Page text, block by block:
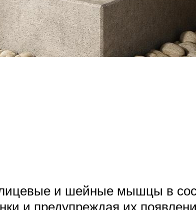
и шейные мышцы в
и предупреждая их